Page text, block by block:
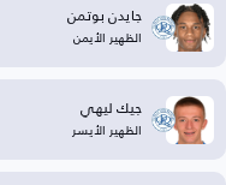
جايدن بوتمن
الظهير الأيمن
جيك ليهي
الظهير الأيسر